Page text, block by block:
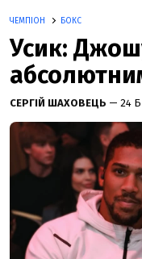
ЧЕМПІОН БОКС
Усик:
СЕРГІЙ ШАХОВЕЦЬ — 24